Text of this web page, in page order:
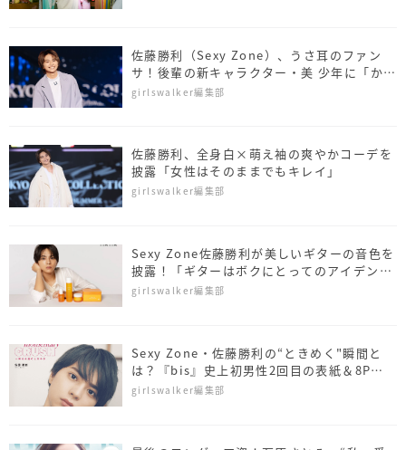
佐藤勝利（Sexy Zone）、うさ耳のファン
サ！後輩の新キャラクター・美 少年に「かわ
いい」の声漏れる
girlswalker編集部
佐藤勝利、全身白×萌え袖の爽やかコーデを
披露「女性はそのままでもキレイ」
girlswalker編集部
Sexy Zone佐藤勝利が美しいギターの音色を
披露！「ギターはボクにとってのアイデンテ
ィティ」
girlswalker編集部
Sexy Zone・佐藤勝利の“ときめく"瞬間と
は？『bis』史上初男性2回目の表紙＆8P特
集
girlswalker編集部